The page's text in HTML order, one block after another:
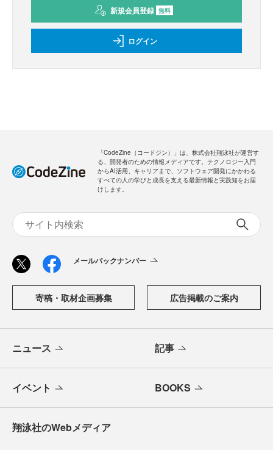
新規会員登録 無料
ログイン
「CodeZine（コードジン）」は、株式会社翔泳社が運営す
る、開発者のための情報メディアです。テクノロジー入門
からAI活用、キャリアまで、ソフトウェア開発にかかわる
すべての人の学びと成長を支える最新情報と実践知をお届
けします。
メールバックナンバー
寄稿・取材企画募集 広告掲載のご案内
ニュース 記事
イベント BOOKS
翔泳社のWebメディア